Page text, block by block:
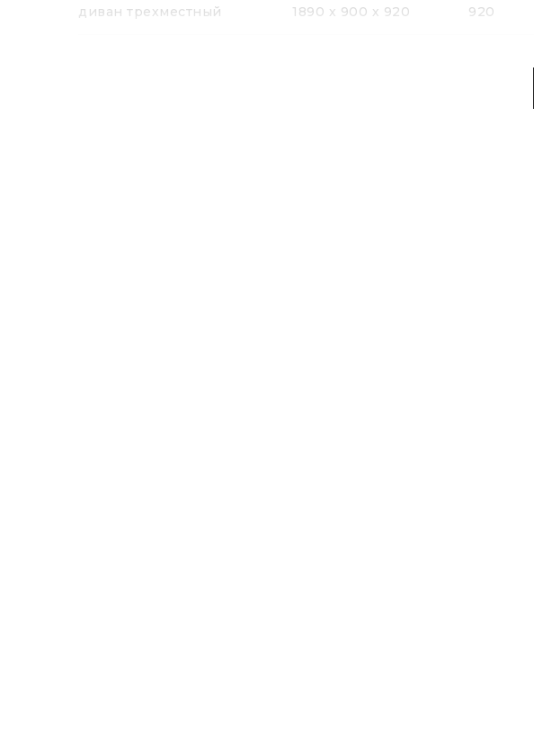
диван трехместный 1890 х 900 х 920 920